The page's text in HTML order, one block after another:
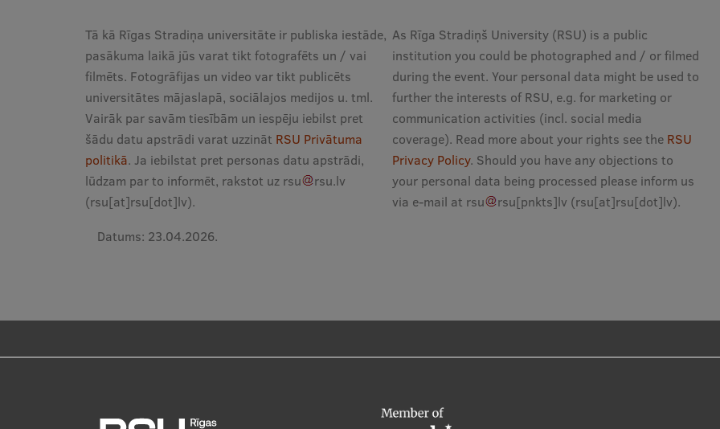
Tā kā Rīgas Stradiņa universitāte ir publiska iestāde,
pasākuma laikā jūs varat tikt fotografēts un / vai
filmēts. Fotogrāfijas un video var tikt publicēts
universitātes mājaslapā, sociālajos medijos u. tml.
Vairāk par savām tiesībām un iespēju iebilst pret
šādu datu apstrādi varat uzzināt RSU Privātuma
politikā. Ja iebilstat pret personas datu apstrādi,
lūdzam par to informēt, rakstot uz rsu rsu.lv
(rsu[at]rsu[dot]lv).
As Rīga Stradiņš University (RSU) is a public
institution you could be photographed and / or filmed
during the event. Your personal data might be used to
further the interests of RSU, e.g. for marketing or
communication activities (incl. social media
coverage). Read more about your rights see the RSU
Privacy Policy. Should you have any objections to
your personal data being processed please inform us
via e-mail at rsu rsu[pnkts]lv (rsu[at]rsu[dot]lv).
Datums: 23.04.2026.